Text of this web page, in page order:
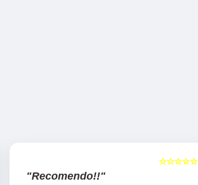
☆☆☆☆☆
"Recomendo!!"